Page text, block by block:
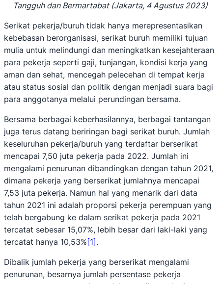
Tangguh dan Bermartabat (Jakarta, 4 Agustus 2023)
Serikat pekerja/buruh tidak hanya merepresentasikan
kebebasan berorganisasi, serikat buruh memiliki tujuan
mulia untuk melindungi dan meningkatkan kesejahteraan
para pekerja seperti gaji, tunjangan, kondisi kerja yang
aman dan sehat, mencegah pelecehan di tempat kerja
atau status sosial dan politik dengan menjadi suara bagi
para anggotanya melalui perundingan bersama.
Bersama berbagai keberhasilannya, berbagai tantangan
juga terus datang beriringan bagi serikat buruh. Jumlah
keseluruhan pekerja/buruh yang terdaftar berserikat
mencapai 7,50 juta pekerja pada 2022. Jumlah ini
mengalami penurunan dibandingkan dengan tahun 2021,
dimana pekerja yang berserikat jumlahnya mencapai
7,53 juta pekerja. Namun hal yang menarik dari data
tahun 2021 ini adalah proporsi pekerja perempuan yang
telah bergabung ke dalam serikat pekerja pada 2021
tercatat sebesar 15,07%, lebih besar dari laki-laki yang
tercatat hanya 10,53% [1] .
Dibalik jumlah pekerja yang berserikat mengalami
penurunan, besarnya jumlah persentase pekerja